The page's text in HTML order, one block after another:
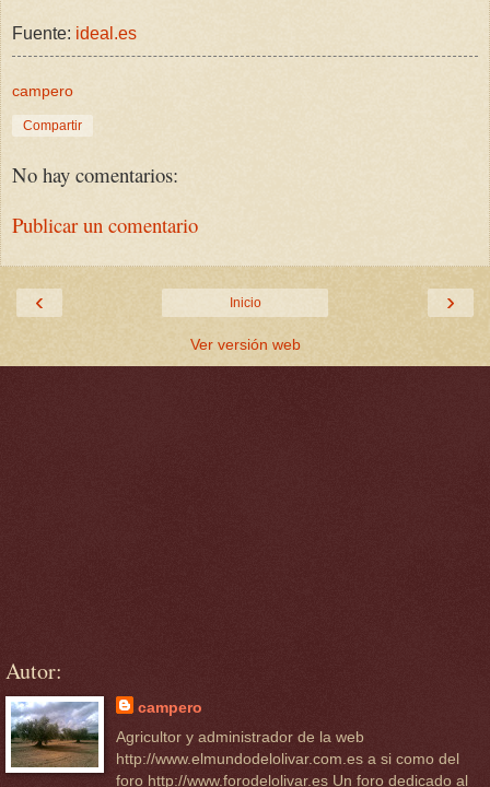
Fuente: ideal.es
campero
Compartir
No hay comentarios:
Publicar un comentario
‹ ›
Inicio
Ver versión web
Autor:
campero
Agricultor y administrador de la web
http://www.elmundodelolivar.com.es a si como del
foro http://www.forodelolivar.es Un foro dedicado al